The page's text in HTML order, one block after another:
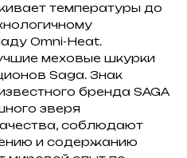
температуры до
Omni-Heat.
меховые шкурки
Saga. Знак
бренда SAGA
зверя
соблюдают
и содержанию